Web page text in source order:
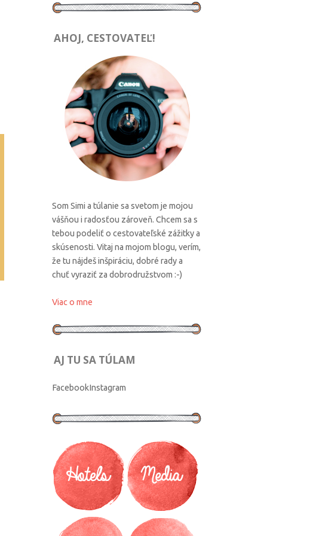
AHOJ, CESTOVATEĽ!
Som Simi a túlanie sa svetom je mojou
vášňou i radosťou zároveň. Chcem sa s
tebou podeliť o cestovateľské zážitky a
skúsenosti. Vitaj na mojom blogu, verím,
že tu nájdeš inšpiráciu, dobré rady a
chuť vyraziť za dobrodružstvom :-)
Viac o mne
AJ TU SA TÚLAM
FacebookInstagram